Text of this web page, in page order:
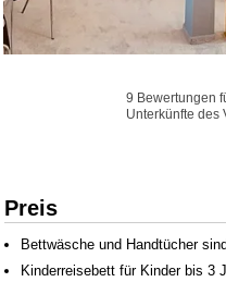
9 Bewertungen
Unterkünfte des
Preis
Bettwäsche und Handtücher
Kinderreisebett für Kinder bis 3